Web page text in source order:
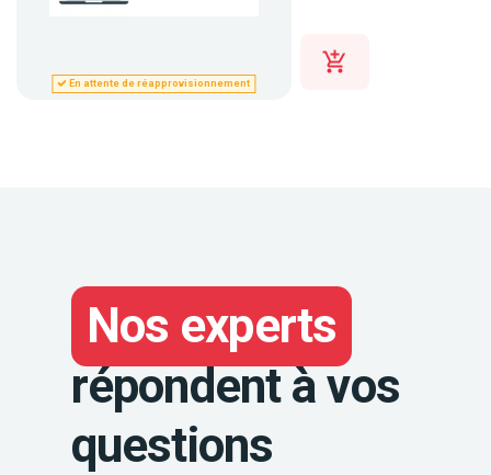
En attente de réapprovisionnement
Nos experts
répondent à vos
questions